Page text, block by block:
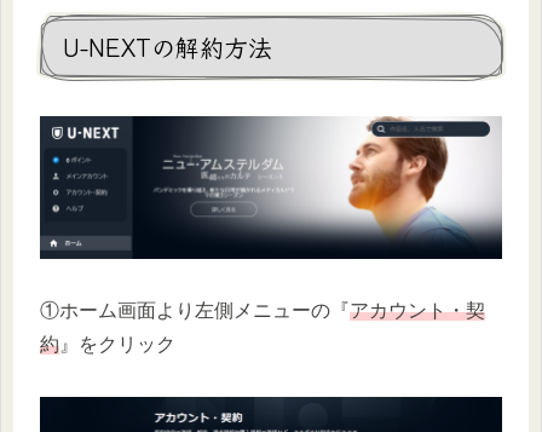
U-NEXTの解約方法
①ホーム画面より左側メニューの『アカウント・契
約 』をクリック